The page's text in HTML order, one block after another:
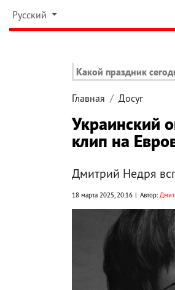
Русский
Какой праздник
Главная Досуг
Украинский
клип на
Дмитрий Недря
18 марта 2025, 20:16 Автор: